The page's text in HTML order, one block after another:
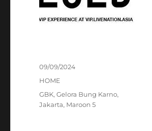
Posted
on
09/09/2024
Categories
HOME
Tags
GBK,Gelora Bung Karno,
Jakarta, Maroon 5